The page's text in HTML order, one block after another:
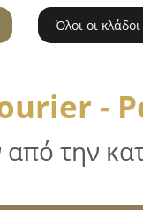
Όλοι οι κλάδοι
-
την